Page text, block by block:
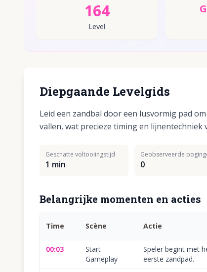
164
Level
Diepgaande Levelgids
Leid een zandbal door een lusvormig pad
vallen, wat precieze timing en lijnentechniek
Geschatte voltooiingstijd
1 min
Geobserveerde
0
Belangrijke momenten en acties
Time Scène Actie
00:03
Start
Gameplay
Speler begint met
eerste zandpad.